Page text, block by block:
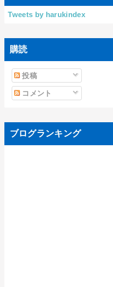
Tweets by harukindex
購読
投稿
コメント
ブログランキング